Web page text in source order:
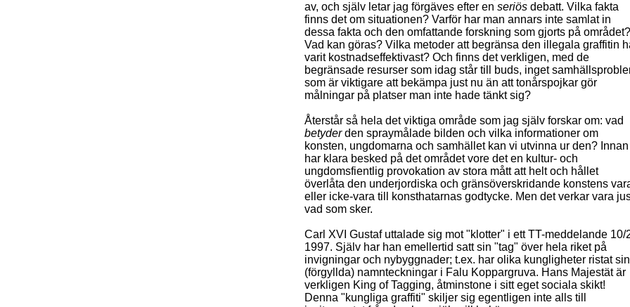
av, och själv letar jag förgäves efter en seriös debatt. Vilka fakta
finns det om situationen? Varför har man annars inte samlat in
dessa fakta och den omfattande forskning som gjorts på området?
Vad kan göras? Vilka metoder att begränsa den illegala graffitin
varit kostnadseffektivast? Och finns det verkligen, med de
begränsade resurser som idag står till buds, inget
som är viktigare att bekämpa just nu än att tonårspojkar gör
målningar på platser man inte hade tänkt sig?
Återstår så hela det viktiga område som jag själv forskar om: vad
betyderden spraymålade bilden och vilka informationer om
konsten, ungdomarna och samhället kan vi utvinna ur den? Innan
har klara besked på det området vore det en kultur- och
ungdomsfientlig provokation av stora mått att helt och hållet
överlåta den underjordiska och gränsöverskridande konstens
eller icke-vara till konsthatarnas godtycke. Men det verkar vara
vad som sker.
Carl XVI Gustaf uttalade sig mot "klotter" i ett TT-meddelande 10/
1997. Själv har han emellertid satt sin "tag" över hela riket på
invigningar och nybyggnader; t.ex. har olika kungligheter ristat
(förgyllda) namnteckningar i Falu Koppargruva. Hans Majestät är
verkligen King of Tagging, åtminstone i sitt eget sociala skikt!
Denna "kungliga graffiti" skiljer sig egentligen inte alls till